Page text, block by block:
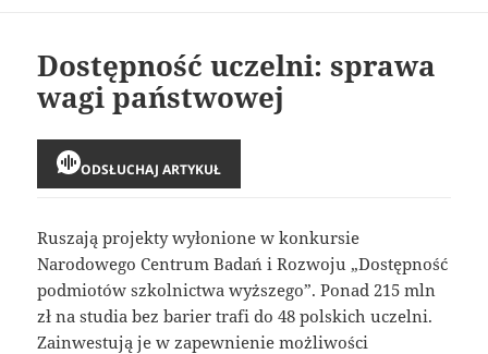
Dostępność uczelni: sprawa
wagi państwowej
ODSŁUCHAJ ARTYKUŁ
Ruszają projekty wyłonione w konkursie
Narodowego Centrum Badań i Rozwoju „Dostępność
podmiotów szkolnictwa wyższego”. Ponad 215 mln
zł na studia bez barier trafi do 48 polskich uczelni.
Zainwestują je w zapewnienie możliwości